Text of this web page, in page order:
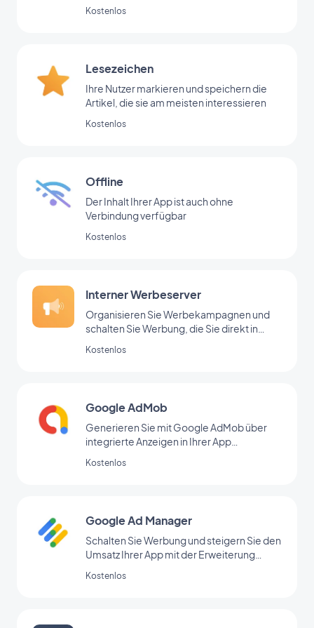
Kostenlos
Lesezeichen
Ihre Nutzer markieren und speichern die
Artikel, die sie am meisten interessieren
Kostenlos
Offline
Der Inhalt Ihrer App ist auch ohne
Verbindung verfügbar
Kostenlos
Interner Werbeserver
Organisieren Sie Werbekampagnen und
schalten Sie Werbung, die Sie direkt in
Kostenlos
Google AdMob
Generieren Sie mit Google AdMob über
integrierte Anzeigen in Ihrer App
Kostenlos
Google Ad Manager
Schalten Sie Werbung und steigern Sie den
Umsatz Ihrer App mit der Erweiterung
Kostenlos